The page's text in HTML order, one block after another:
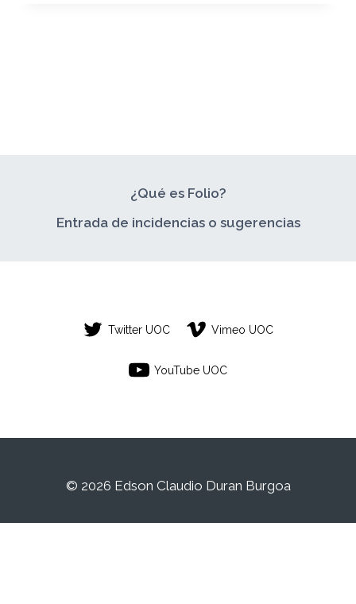
¿Qué es Folio?
Entrada de incidencias o sugerencias
Twitter UOC Vimeo UOC
YouTube UOC
© 2026 Edson Claudio Duran Burgoa